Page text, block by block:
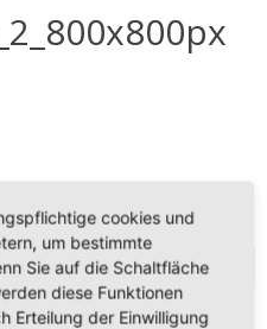
cookies und
um bestimmte
Sie auf die Schaltfläche
diese Funktionen
Erteilung der Einwilligung